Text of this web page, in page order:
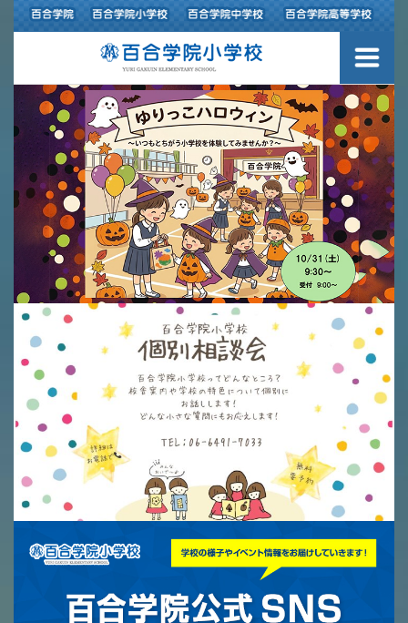
３つの豊かさ・沿革
施設紹介
アクセスマップ
制服紹介
スクールバス運行
授業の特色
教育の特色
進路指導
英語力の向上
クラブ活動
百合学院小学校の一日